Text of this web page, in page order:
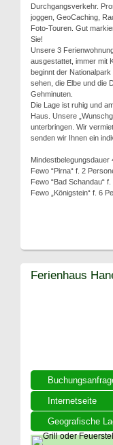
Durchgangsverkehr.
joggen, GeoCaching,
Foto-Touren. Gut
Sie!
Unsere 3
ausgestattet, immer mit
beginnt der
sehen, die Elbe und die
Gehminuten.
Die Lage ist ruhig und
Haus. Unsere
unterbringen. Wir
senden wir Ihnen ein
Mindestbelegungsdauer
Fewo “Pirna“ f. 2
Fewo “Bad Schandau“
Fewo „Königstein“ f. 6
Internetseite
Geografische
Ferienhaus